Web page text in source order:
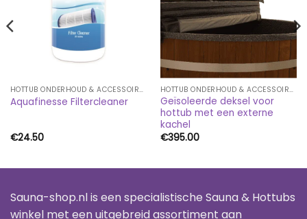
HOTTUB ONDERHOUD & ACCESSOIRES
Aquafinesse Filtercleaner
€24.50
HOTTUB ONDERHOUD & ACCESSOIRES
Geïsoleerde deksel voor
hottub met een externe
kachel
€395.00
Sauna-shop.nl is een specialistische Sauna & Hottubs
winkel met een uitgebreid assortiment aan